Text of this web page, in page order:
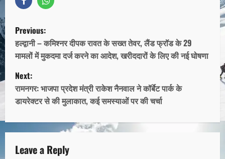
Previous:
हल्द्वानी – कमिश्नर दीपक रावत के सख्त तेवर, लैंड फ्रॉड के 29
मामलों में मुकदमा दर्ज करने का आदेश, खरीददारों के लिए की नई घोषणा
Next:
रामनगर: भाजपा प्रदेश मंत्री राकेश नैनवाल ने कॉर्बेट पार्क के
डायरेक्टर से की मुलाकात, कई समस्याओं पर की चर्चा
Leave a Reply